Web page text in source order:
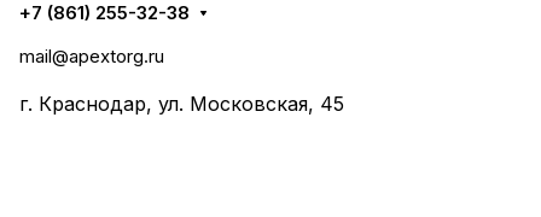
+7 (861) 255-32-38
mail@apextorg.ru
г. Краснодар, ул. Московская, 45